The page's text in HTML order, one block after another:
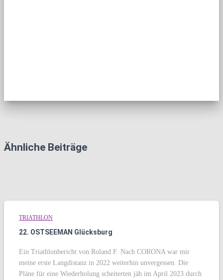
Ähnliche Beiträge
TRIATHLON
22. OSTSEEMAN Glücksburg
Ein Triathlonbericht von Roland F. Nach CORONA war mir
meine erste Langdistanz in 2022 weiterhin unvergessen. Die
Pläne für eine Wiederholung scheiterten jäh im April 2023 durch